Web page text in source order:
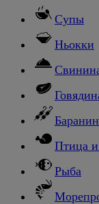
Супы
Ньокки
Птица
Рыба